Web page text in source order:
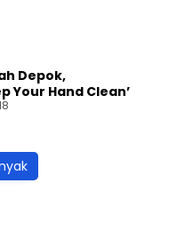
Depok,
Your Hand Clean’